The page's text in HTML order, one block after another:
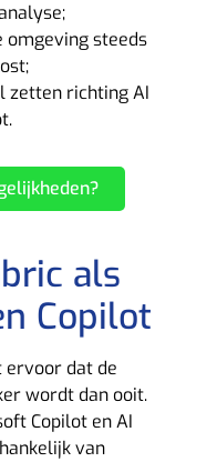
omgeving steeds
zetten richting AI
als
Copilot
ervoor dat de
wordt dan ooit.
Copilot en AI
van